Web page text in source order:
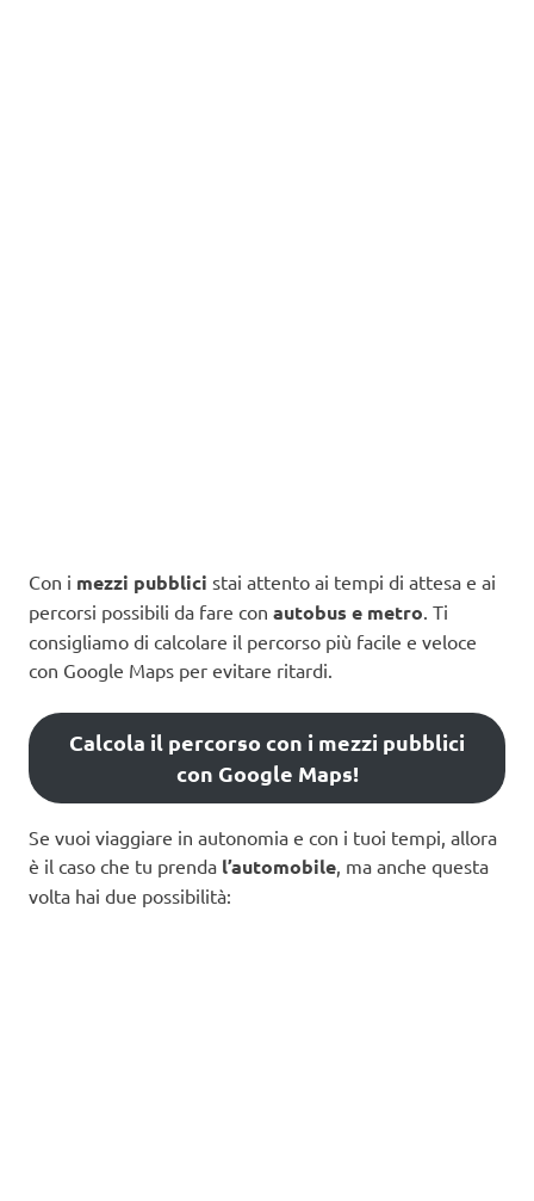
Con i mezzi pubblici stai attento ai tempi di attesa e ai
percorsi possibili da fare con autobus e metro. Ti
consigliamo di calcolare il percorso più facile e veloce
con Google Maps per evitare ritardi.
Calcola il percorso con i mezzi pubblici
con Google Maps!
Se vuoi viaggiare in autonomia e con i tuoi tempi, allora
è il caso che tu prenda l’automobile , ma anche questa
volta hai due possibilità: